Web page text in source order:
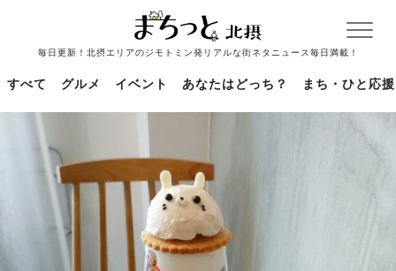
毎日更新！北摂エリアのジモトミン発リアルな街ネタニュース毎日満載！
すべて グルメ イベント あなたはどっち？ まち・ひと応援